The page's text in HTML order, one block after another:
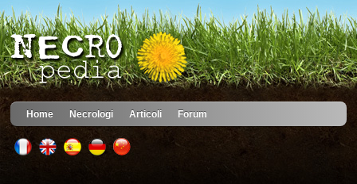
Home Necrologi Articoli Forum